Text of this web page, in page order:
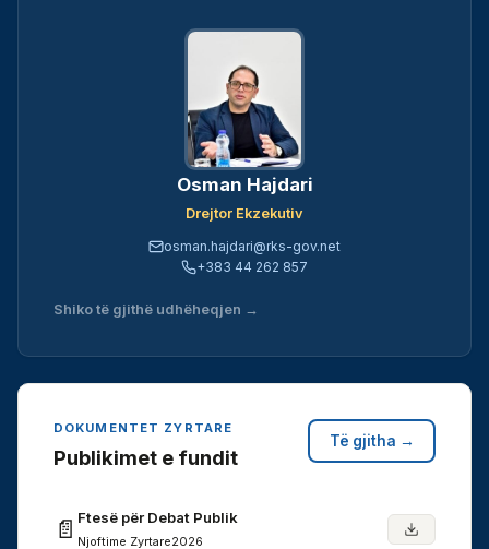
Osman Hajdari
Drejtor Ekzekutiv
osman.hajdari@rks-gov.net
+383 44 262 857
Shiko të gjithë udhëheqjen →
DOKUMENTET ZYRTARE
Publikimet e fundit
Të gjitha →
📄 Ftesë për Debat Publik
Njoftime Zyrtare2026